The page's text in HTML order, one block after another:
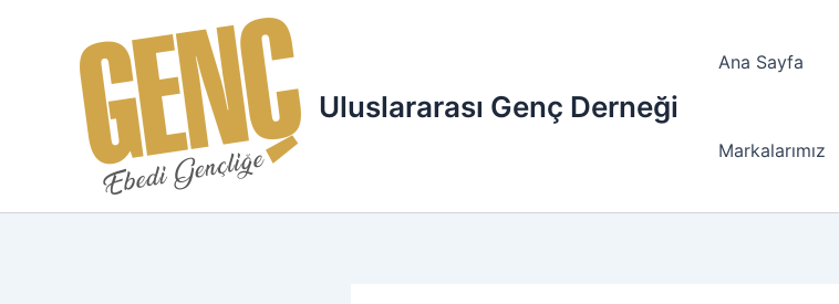
Uluslararası Genç Derneği
Ana Sayfa
Markalarımız